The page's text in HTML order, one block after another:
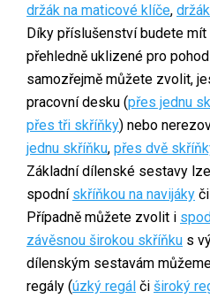
držák na maticové klíče,
Díky příslušenství budete mít
přehledně uklizené pro
samozřejmě můžete zvolit,
pracovní desku (přes jednu
přes tři skříňky) nebo
jednu skříňku, přes dvě
Základní dílenské sestavy
spodní skříňkou na navijáky
Případně můžete zvolit i
závěsnou širokou skříňku s
dílenským sestavám
regály (úzký regál či široký